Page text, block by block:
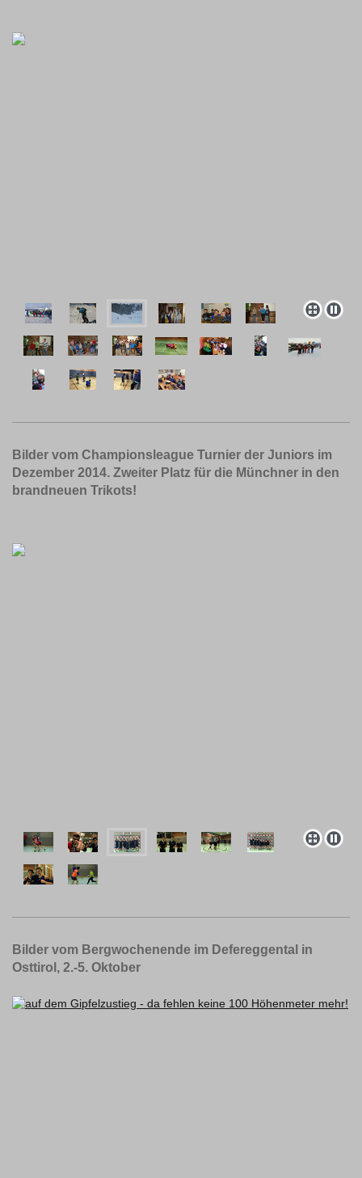
Bilder vom Championsleague Turnier der Juniors im
Dezember 2014. Zweiter Platz für die Münchner in den
brandneuen Trikots!
Bilder vom Bergwochenende im Defereggental in
Osttirol, 2.-5. Oktober